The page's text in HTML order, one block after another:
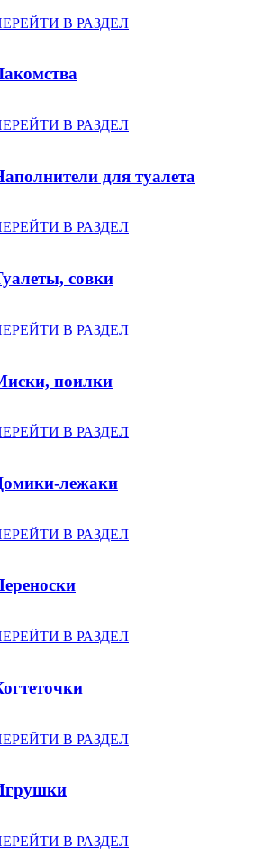
В РАЗДЕЛ
В РАЗДЕЛ
для туалета
В РАЗДЕЛ
совки
В РАЗДЕЛ
поилки
В РАЗДЕЛ
лежаки
В РАЗДЕЛ
В РАЗДЕЛ
В РАЗДЕЛ
В РАЗДЕЛ